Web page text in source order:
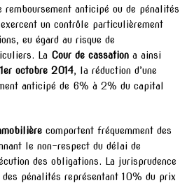
remboursement anticipé ou de pénalités
un contrôle particulièrement
eu égard au risque de
La Cour de cassation a ainsi
1er octobre 2014, la réduction d’une
anticipé de 6% à 2% du capital
comportent fréquemment des
le non-respect du délai de
des obligations. La jurisprudence
des pénalités représentant 10% du prix